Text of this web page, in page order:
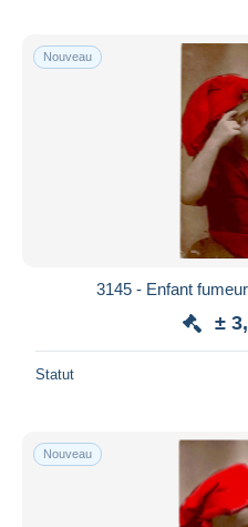
Nouveau
3145 - Enfant
±
Statut
Nouveau